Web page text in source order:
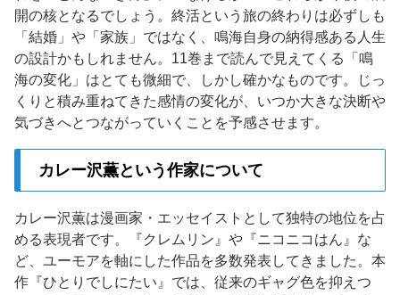
開の核となるでしょう。終活という旅の終わりは必ずしも
「結婚」や「家族」ではなく、鳴海自身の納得感ある人生
の設計かもしれません。11巻まで読んで見えてくる「鳴
海の変化」はとても微細で、しかし確かなものです。じっ
くりと積み重ねてきた感情の変化が、いつか大きな決断や
気づきへとつながっていくことを予感させます。
カレー沢薫という作家について
カレー沢薫は漫画家・エッセイストとして独特の地位を占
める表現者です。『クレムリン』や『ニコニコはん』な
ど、ユーモアを軸にした作品を多数発表してきました。本
作『ひとりでしにたい』では、従来のギャグ色を抑えつ